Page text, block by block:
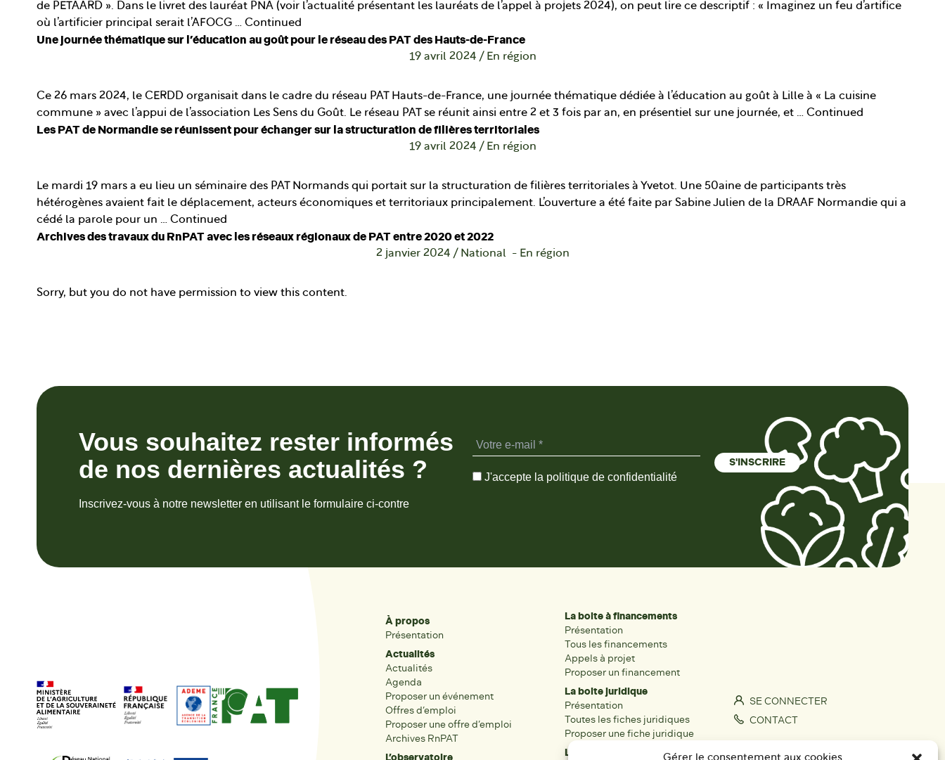
de PETAARD ». Dans le livret des lauréat PNA (voir l’actualité présentant les lauréats de l’appel à projets 2024), on peut lire ce descriptif : « Imaginez un feu d’artifice
où l’artificier principal serait l’AFOCG … Continued
Une journée thématique sur l’éducation au goût pour le réseau des PAT des Hauts-de-France
19 avril 2024 / En région
Ce 26 mars 2024, le CERDD organisait dans le cadre du réseau PAT Hauts-de-France, une journée thématique dédiée à l’éducation au goût à Lille à « La cuisine
commune » avec l’appui de l’association Les Sens du Goût. Le réseau PAT se réunit ainsi entre 2 et 3 fois par an, en présentiel sur une journée, et … Continued
Les PAT de Normandie se réunissent pour échanger sur la structuration de filières territoriales
19 avril 2024 / En région
Le mardi 19 mars a eu lieu un séminaire des PAT Normands qui portait sur la structuration de filières territoriales à Yvetot. Une 50aine de participants très
hétérogènes avaient fait le déplacement, acteurs économiques et territoriaux principalement. L’ouverture a été faite par Sabine Julien de la DRAAF Normandie qui a
cédé la parole pour un … Continued
Archives des travaux du RnPAT avec les réseaux régionaux de PAT entre 2020 et 2022
2 janvier 2024 / National En région
Sorry, but you do not have permission to view this content.
Vous souhaitez rester informés
de nos dernières actualités ?
Inscrivez-vous à notre newsletter en utilisant le formulaire ci-contre
J'accepte la politique de confidentialité
À propos
Présentation
Actualités
Actualités
Agenda
Proposer un événement
Offres d’emploi
Proposer une offre d’emploi
Archives RnPAT
La boite à financements
Présentation
Tous les financements
Appels à projet
Proposer un financement
La boite juridique
Présentation
Toutes les fiches juridiques
Proposer une fiche juridique
Les acteurs
SE CONNECTER
CONTACT
S'IMPLIQUER